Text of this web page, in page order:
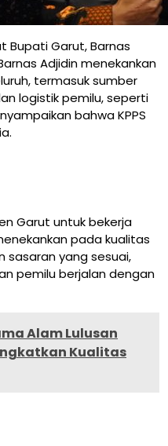
Bupati Garut, Barnas
Adjidin menekankan
termasuk sumber
logistik pemilu, seperti
bahwa KPPS
Garut untuk bekerja
pada kualitas
sasaran yang sesuai,
pemilu berjalan dengan
Alam Lulusan
Kualitas